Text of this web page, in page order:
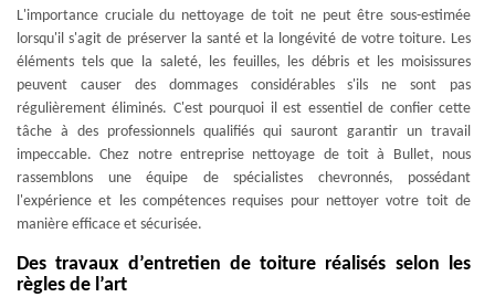
L'importance cruciale du nettoyage de toit ne peut être sous-estimée
lorsqu'il s'agit de préserver la santé et la longévité de votre toiture. Les
éléments tels que la saleté, les feuilles, les débris et les moisissures
peuvent causer des dommages considérables s'ils ne sont pas
régulièrement éliminés. C'est pourquoi il est essentiel de confier cette
tâche à des professionnels qualifiés qui sauront garantir un travail
impeccable. Chez notre entreprise nettoyage de toit à Bullet, nous
rassemblons une équipe de spécialistes chevronnés, possédant
l'expérience et les compétences requises pour nettoyer votre toit de
manière efficace et sécurisée.
Des travaux d’entretien de toiture réalisés selon les
règles de l’art